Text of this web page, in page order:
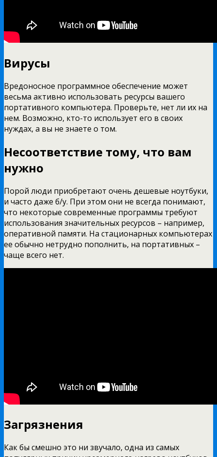
Вирусы
Вредоносное программное обеспечение может
весьма активно использовать ресурсы вашего
портативного компьютера. Проверьте, нет ли их на
нем. Возможно, кто-то использует его в своих
нуждах, а вы не знаете о том.
Несоответствие тому, что вам
нужно
Порой люди приобретают очень дешевые ноутбуки,
и часто даже б/у. При этом они не всегда понимают,
что некоторые современные программы требуют
использования значительных ресурсов – например,
оперативной памяти. На стационарных компьютерах
ее обычно нетрудно пополнить, на портативных –
чаще всего нет.
Загрязнения
Как бы смешно это ни звучало, одна из самых